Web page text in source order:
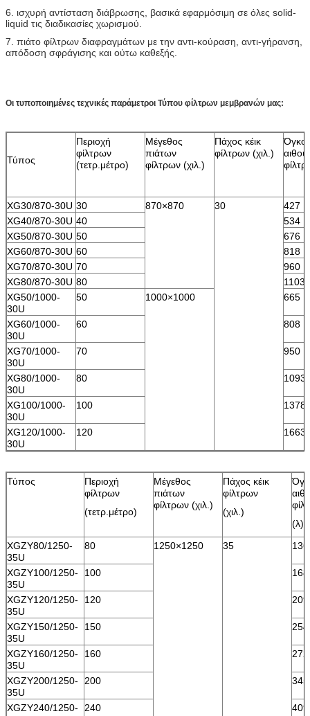
6. ισχυρή αντίσταση διάβρωσης, βασικά εφαρμόσιμη σε όλες solid-
liquid τις διαδικασίες χωρισμού.
7. πιάτο φίλτρων διαφραγμάτων με την αντι-κούραση, αντι-γήρανση,
απόδοση σφράγισης και ούτω καθεξής.
Οι τυποποιημένες τεχνικές παράμετροι Τύπου φίλτρων μεμβρανών μας:
Τύπος
Περιοχή
φίλτρων
(τετρ.μέτρο)
Μέγεθος
πιάτων
φίλτρων (χιλ.)
Πάχος κέικ
φίλτρων (χιλ.)
XG30/870-30U 30 870×870 30
427
XG40/870-30U 40
534
XG50/870-30U 50
676
XG60/870-30U 60
818
XG70/870-30U 70
960
XG80/870-30U 80
1103
XG50/1000-
30U
50 1000×1000 665
XG60/1000-
30U
60 808
XG70/1000-
30U
70 950
XG80/1000-
30U
80 1093
XG100/1000-
30U
100 1378
XG120/1000-
30U
120 1663
Τύπος
Περιοχή
φίλτρων
(τετρ.μέτρο)
Μέγεθος
πιάτων
φίλτρων (χιλ.)
Πάχος κέικ
φίλτρων
(χιλ.)
(λ)
XGZY80/1250-
35U
80 1250×1250 35
XGZY100/1250-
35U
100
XGZY120/1250-
35U
120
XGZY150/1250-
35U
150
XGZY160/1250-
35U
160
XGZY200/1250-
35U
200
XGZY240/1250-
240